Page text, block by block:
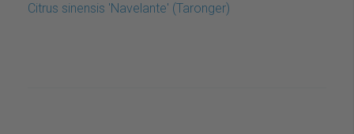
Citrus sinensis 'Navelante' (Taronger)